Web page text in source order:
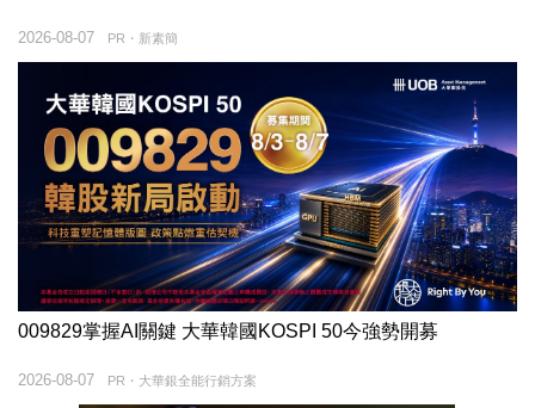
PR・新素簡
2026-08-07
009829掌握AI關鍵 大華韓國KOSPI 50今強勢開募
PR・大華銀全能行銷方案
2026-08-07